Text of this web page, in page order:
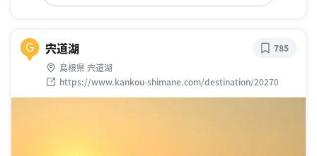
G 宍道湖
島根県 宍道湖
https://www.kankou-shimane.com/destination/20270
785